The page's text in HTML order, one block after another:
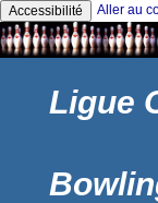
Accessibilité Aller au
Ligue